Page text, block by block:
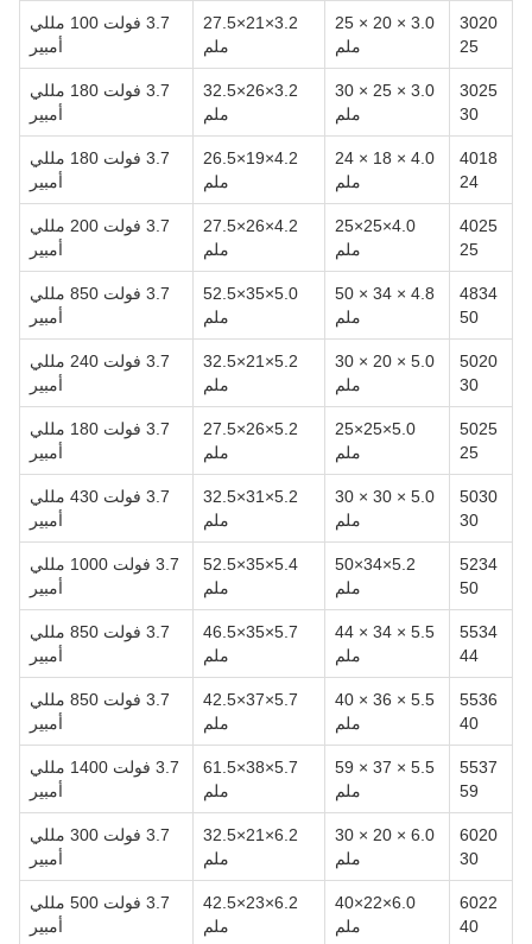
3020
25
3.0 × 20 × 25
ملم
3.2×21×27.5
ملم
3.7 فولت 100 مللي
أمبير
3025
30
3.0 × 25 × 30
ملم
3.2×26×32.5
ملم
3.7 فولت 180 مللي
أمبير
4018
24
4.0 × 18 × 24
ملم
4.2×19×26.5
ملم
3.7 فولت 180 مللي
أمبير
4025
25
4.0×25×25
ملم
4.2×26×27.5
ملم
3.7 فولت 200 مللي
أمبير
4834
50
4.8 × 34 × 50
ملم
5.0×35×52.5
ملم
3.7 فولت 850 مللي
أمبير
5020
30
5.0 × 20 × 30
ملم
5.2×21×32.5
ملم
3.7 فولت 240 مللي
أمبير
5025
25
5.0×25×25
ملم
5.2×26×27.5
ملم
3.7 فولت 180 مللي
أمبير
5030
30
5.0 × 30 × 30
ملم
5.2×31×32.5
ملم
3.7 فولت 430 مللي
أمبير
5234
50
5.2×34×50
ملم
5.4×35×52.5
ملم
3.7 فولت 1000 مللي
أمبير
5534
44
5.5 × 34 × 44
ملم
5.7×35×46.5
ملم
3.7 فولت 850 مللي
أمبير
5536
40
5.5 × 36 × 40
ملم
5.7×37×42.5
ملم
3.7 فولت 850 مللي
أمبير
5537
59
5.5 × 37 × 59
ملم
5.7×38×61.5
ملم
3.7 فولت 1400 مللي
أمبير
6020
30
6.0 × 20 × 30
ملم
6.2×21×32.5
ملم
3.7 فولت 300 مللي
أمبير
6022
40
6.0×22×40
ملم
6.2×23×42.5
ملم
3.7 فولت 500 مللي
أمبير